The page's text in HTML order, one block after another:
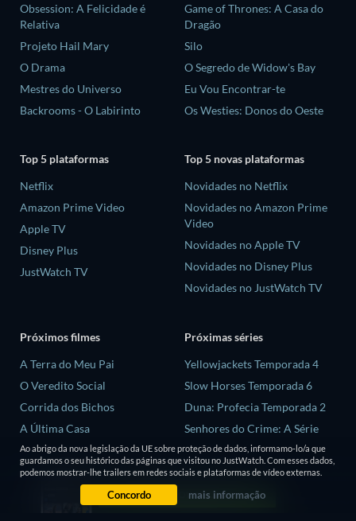
Obsession: A Felicidade é
Relativa
Projeto Hail Mary
O Drama
Mestres do Universo
Backrooms - O Labirinto
Game of Thrones: A Casa do
Dragão
Silo
O Segredo de Widow's Bay
Eu Vou Encontrar-te
Os Westies: Donos do Oeste
Top 5 plataformas
Netflix
Amazon Prime Video
Apple TV
Disney Plus
JustWatch TV
Top 5 novas plataformas
Novidades no Netflix
Novidades no Amazon Prime
Video
Novidades no Apple TV
Novidades no Disney Plus
Novidades no JustWatch TV
Próximos filmes
A Terra do Meu Pai
O Veredito Social
Corrida dos Bichos
A Última Casa
Animais
Próximas séries
Yellowjackets Temporada 4
Slow Horses Temporada 6
Duna: Profecia Temporada 2
Senhores do Crime: A Série
Temporada 2
Love is Blind: Reino Unido
Temporada 3
Ao abrigo da nova legislação da UE sobre proteção de dados, informamo-lo/a que
guardamos o seu histórico das páginas que visitou no JustWatch. Com esses dados,
podemos mostrar-lhe trailers em redes sociais e plataformas de vídeo externas.
Concordo mais informação